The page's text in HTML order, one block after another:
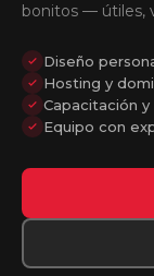
bonitos — útiles,
Diseño
Hosting y
Capacitación
Equipo con